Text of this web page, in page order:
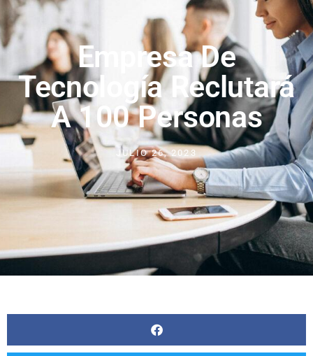
Empresa De
Tecnología Reclutará
A 100 Personas
JULIO 26, 2023